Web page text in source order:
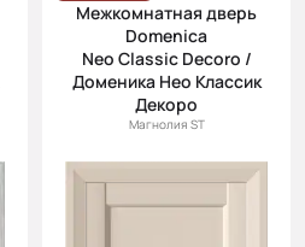
Межкомнатная дверь
Domenica
Neo Classic Decoro /
Доменика Нео Классик
Декоро
Магнолия ST